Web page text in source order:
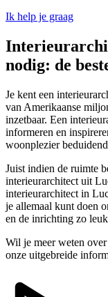
Ik help je graag
nodig: de
Je kent een
van Amerikaanse
inzetbaar. Een
informeren en
woonplezier
Juist indien de ruimte
interieurarchitect uit
interieurarchitect in
je allemaal kunt doen
en de inrichting zo
Wil je meer weten
onze uitgebreide